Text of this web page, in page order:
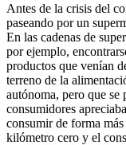
Antes de la crisis del
paseando por un
En las cadenas de
por ejemplo,
productos que venían
terreno de la
autónoma, pero que se
consumidores
consumir de forma
kilómetro cero y el